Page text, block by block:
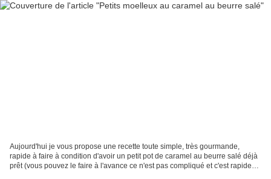
Aujourd'hui je vous propose une recette toute simple, très gourmande,
rapide à faire à condition d'avoir un petit pot de caramel au beurre salé déjà
prêt (vous pouvez le faire à l'avance ce n'est pas compliqué et c'est rapide